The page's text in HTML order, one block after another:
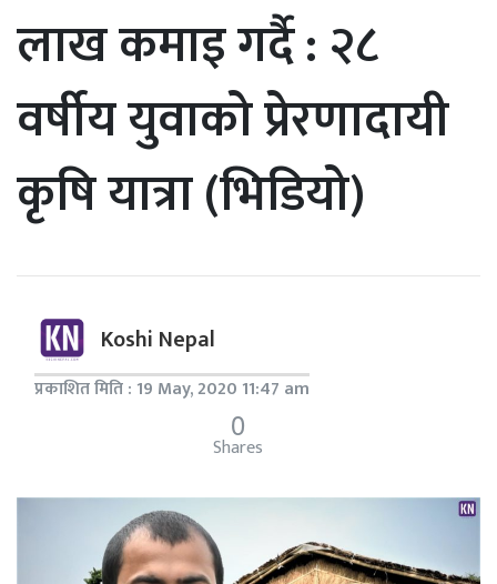
लाख कमाइ गर्दै : २८
वर्षीय युवाको प्रेरणादायी
कृषि यात्रा (भिडियो)
Koshi Nepal
प्रकाशित मिति : 19 May, 2020 11:47 am
0
Shares